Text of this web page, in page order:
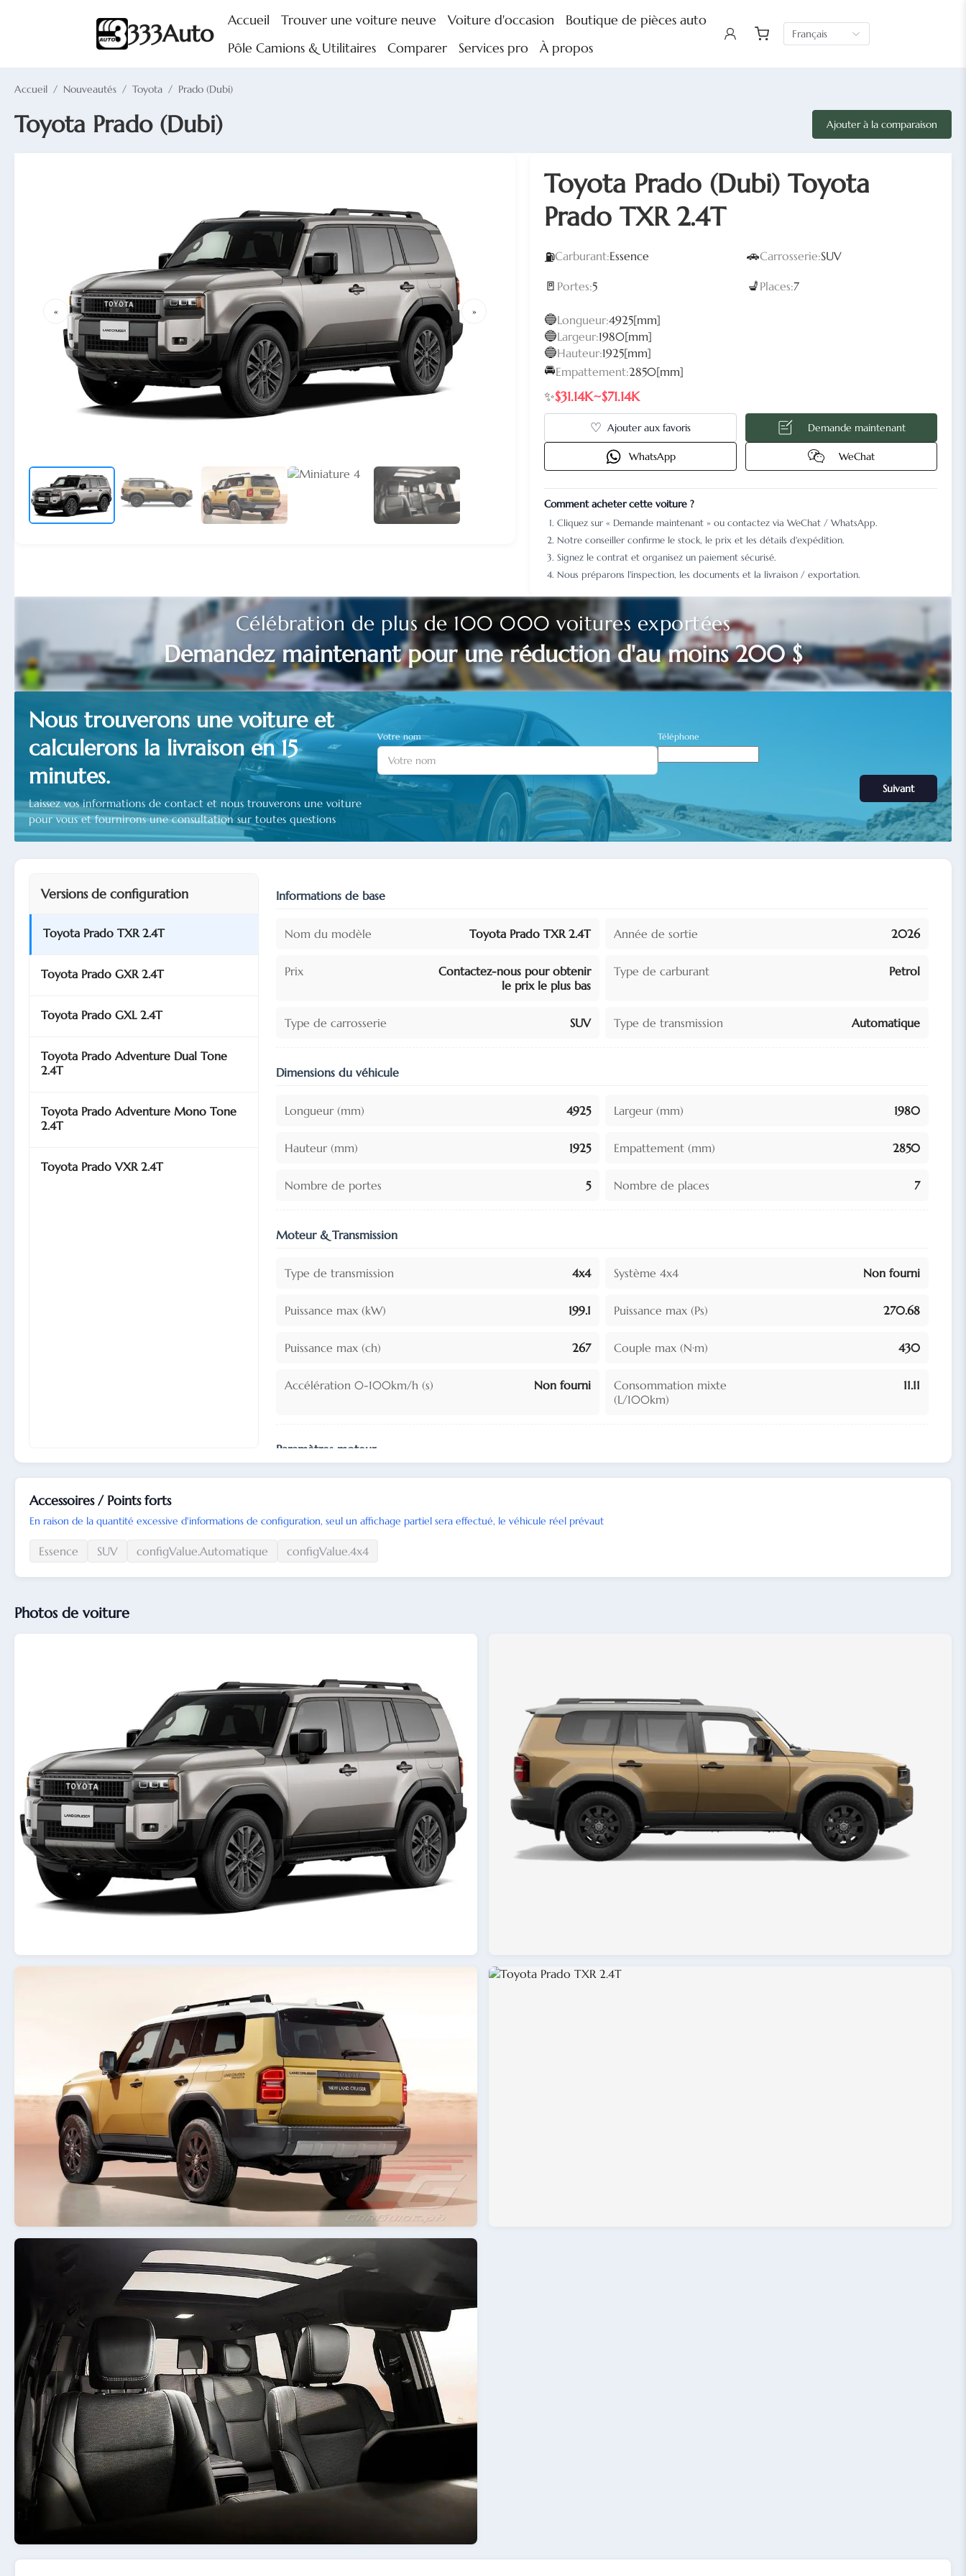
333Auto Accueil Trouver une voiture neuve Voiture d'occasion
Boutique de pièces auto
Pôle Camions & Utilitaires
Comparer Services pro À propos
Français
Accueil / Nouveautés / Toyota / Prado (Dubi)
Toyota Prado (Dubi) Ajouter à la comparaison
« »
Toyota Prado (Dubi) Toyota
Prado TXR 2.4T
⛽Carburant:Essence 🚗Carrosserie:SUV
🚪 Portes:5 💺 Places:7
🔵Longueur:4925[mm]
🔵Largeur:1980[mm]
🔵Hauteur:1925[mm]
🚘Empattement:2850[mm]
✨$31.14K~$71.14K
♡ Ajouter aux favoris Demande maintenant
WhatsApp WeChat
Comment acheter cette voiture ?
Cliquez sur « Demande maintenant » ou contactez via WeChat / WhatsApp.
Notre conseiller confirme le stock, le prix et les détails d'expédition.
Signez le contrat et organisez un paiement sécurisé.
Nous préparons l'inspection, les documents et la livraison / exportation.
Célébration de plus de 100 000 voitures exportées
Demandez maintenant pour une réduction d'au moins 200 $
Nous trouverons une voiture et
calculerons la livraison en 15
minutes.
Laissez vos informations de contact et nous trouverons une voiture
pour vous et fournirons une consultation sur toutes questions
Votre nom Téléphone
Suivant
Versions de configuration
Toyota Prado TXR 2.4T
Toyota Prado GXR 2.4T
Toyota Prado GXL 2.4T
Toyota Prado Adventure Dual Tone
2.4T
Toyota Prado Adventure Mono Tone
2.4T
Toyota Prado VXR 2.4T
Informations de base
Nom du modèle Toyota Prado TXR 2.4T Année de sortie 2026
Prix
Contactez-nous pour obtenir
le prix le plus bas
Type de carburant Petrol
Type de carrosserie SUV Type de transmission Automatique
Dimensions du véhicule
Longueur (mm) 4925 Largeur (mm) 1980
Hauteur (mm) 1925 Empattement (mm) 2850
Nombre de portes 5 Nombre de places 7
Moteur & Transmission
Type de transmission 4x4 Système 4x4 Non fourni
Puissance max (kW) 199.1 Puissance max (Ps) 270.68
Puissance max (ch) 267 Couple max (N·m) 430
Accélération 0-100km/h (s) Non fourni
Consommation mixte
(L/100km)
11.11
Paramètres moteur
Disposition du moteur Non fourni
Nombre de cylindres
Type de suspension avant
herson
Type de frein avant Disque ventilé Type de frein arrière
Spécification pneu avant 265/65/18 Spécification pneu arrière 265/65/18
Type de frein de
stationnement
Électrique
Autres configurations
Accessoires / Points forts
En raison de la quantité excessive d'informations de configuration, seul un affichage partiel sera effectué, le véhicule réel prévaut
Essence SUV configValue.Automatique configValue.4x4
Photos de voiture